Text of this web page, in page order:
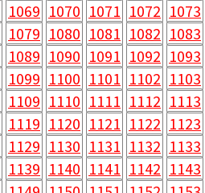
1069 1070 1071 1072 1073
1079 1080 1081 1082 1083
1089 1090 1091 1092 1093
1099 1100 1101 1102 1103
1109 1110 1111 1112 1113
1119 1120 1121 1122 1123
1129 1130 1131 1132 1133
1139 1140 1141 1142 1143